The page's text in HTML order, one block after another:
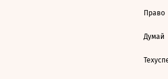
Право
Думай